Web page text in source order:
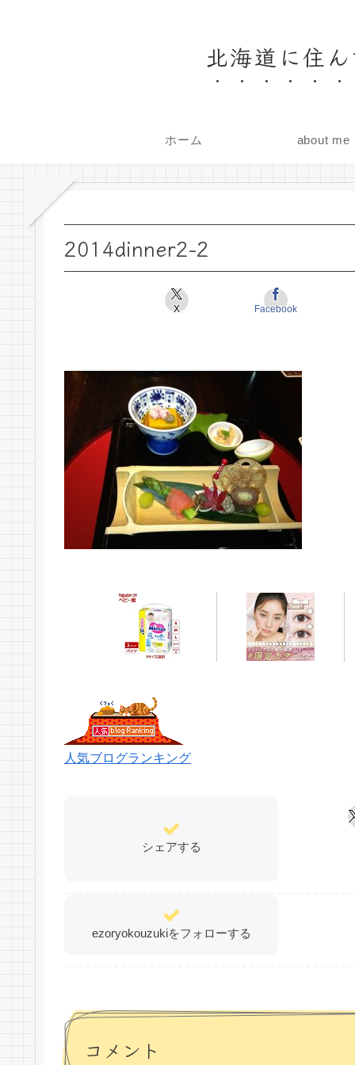
北海道に住
ホーム about me
2014dinner2-2
X Facebook
人気ブログランキング
シェアする
ezoryokouzukiをフォローする
コメント